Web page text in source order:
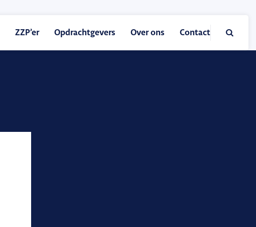
ZZP’er Opdrachtgevers Over ons Contact 